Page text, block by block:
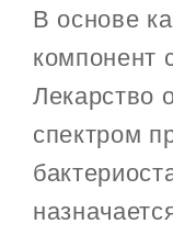
В основе
компонент
Лекарство
спектром